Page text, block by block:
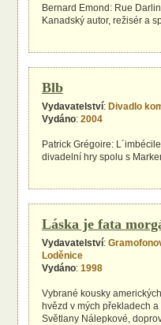
Bernard Emond: Rue
Kanadský autor, režisér a
Blb
Vydavatelství: Divadlo
Vydáno: 2004
Patrick Grégoire:
divadelní hry spolu s
Láska je fata
Vydavatelství:
Loděnice
Vydáno: 1998
Vybrané kousky
hvězd v mých překladech
Světlany Nálepkové,